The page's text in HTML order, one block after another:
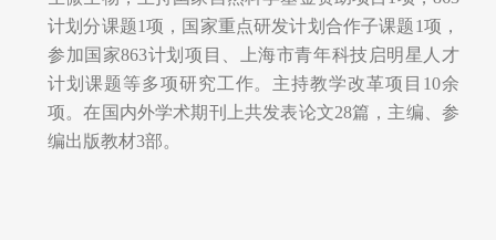
计划分课题1项，国家重点研发计划合作子课题1项，
参加国家863计划项目、上海市青年科技启明星人才
计划课题等多项研究工作。主持教学改革项目10余
项。在国内外学术期刊上共发表论文28篇，主编、参
编出版教材3部。